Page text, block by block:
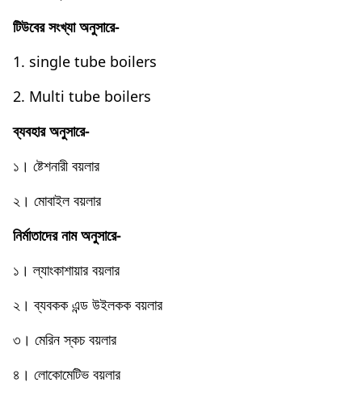
টিউবের সংখ্যা অনুসারে-
1. single tube boilers
2. Multi tube boilers
ব্যবহার অনুসারে-
১। ষ্টেশনারী বয়লার
২। মােবাইল বয়লার
নির্মাতাদের নাম অনুসারে-
১। ল্যাংকাশায়ার বয়লার
২। ব্যবকক এন্ড উইলকক বয়লার
৩। মেরিন স্কচ বয়লার
৪। লােকোমেটিভ বয়লার